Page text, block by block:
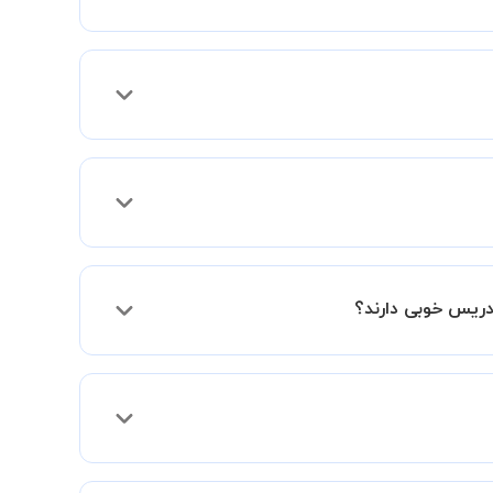
در استادبانک را دریافت میکند.
خوبی دارند؟
اختلاف هزینه آنها با اساتید دیگر به دلیل
و به سطح مطلوب خود برسید.